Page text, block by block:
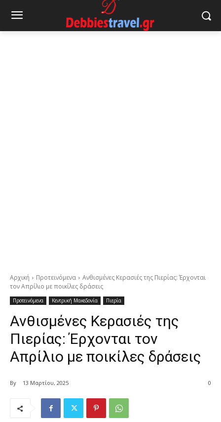
Αρχική Προτεινόμενα
Ανθισμένες Κερασιές της Πιερίας: Έρχονται
τον Απρίλιο με ποικίλες δράσεις
Προτεινόμενα Κεντρική Μακεδονία Πιερία
Ανθισμένες Κερασιές της
Πιερίας: Έρχονται τον
Απρίλιο με ποικίλες δράσεις
By 13 Μαρτίου, 2025 0